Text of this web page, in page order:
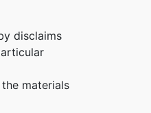
disclaims
materials